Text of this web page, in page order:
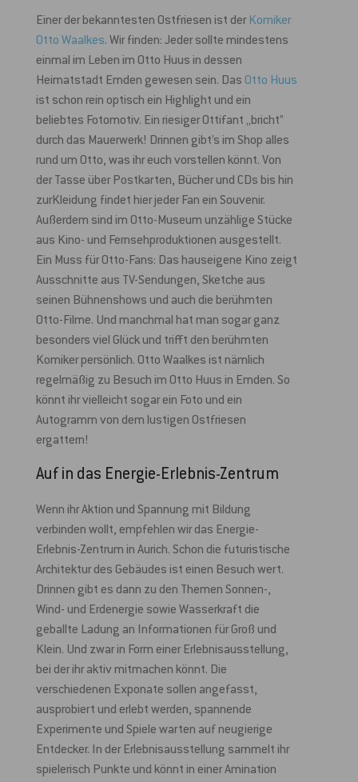
Einer der bekanntesten Ostfriesen ist der Komiker
Otto Waalkes. Wir finden: Jeder sollte mindestens
einmal im Leben im Otto Huus in dessen
Heimatstadt Emden gewesen sein. Das Otto Huus
ist schon rein optisch ein Highlight und ein
beliebtes Fotomotiv. Ein riesiger Ottifant „bricht“
durch das Mauerwerk! Drinnen gibt’s im Shop alles
rund um Otto, was ihr euch vorstellen könnt. Von
der Tasse über Postkarten, Bücher und CDs bis hin
zurKleidung findet hier jeder Fan ein Souvenir.
Außerdem sind im Otto-Museum unzählige Stücke
aus Kino- und Fernsehproduktionen ausgestellt.
Ein Muss für Otto-Fans: Das hauseigene Kino zeigt
Ausschnitte aus TV-Sendungen, Sketche aus
seinen Bühnenshows und auch die berühmten
Otto-Filme. Und manchmal hat man sogar ganz
besonders viel Glück und trifft den berühmten
Komiker persönlich. Otto Waalkes ist nämlich
regelmäßig zu Besuch im Otto Huus in Emden. So
könnt ihr vielleicht sogar ein Foto und ein
Autogramm von dem lustigen Ostfriesen
ergattern!
Auf in das Energie-Erlebnis-Zentrum
Wenn ihr Aktion und Spannung mit Bildung
verbinden wollt, empfehlen wir das Energie-
Erlebnis-Zentrum in Aurich. Schon die futuristische
Architektur des Gebäudes ist einen Besuch wert.
Drinnen gibt es dann zu den Themen Sonnen-,
Wind- und Erdenergie sowie Wasserkraft die
geballte Ladung an Informationen für Groß und
Klein. Und zwar in Form einer Erlebnisausstellung,
bei der ihr aktiv mitmachen könnt. Die
verschiedenen Exponate sollen angefasst,
ausprobiert und erlebt werden, spannende
Experimente und Spiele warten auf neugierige
Entdecker. In der Erlebnisausstellung sammelt ihr
spielerisch Punkte und könnt in einer Amination